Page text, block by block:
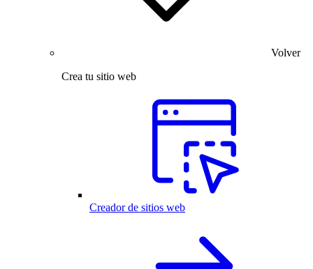
Volver
Crea tu sitio web
Creador de sitios web